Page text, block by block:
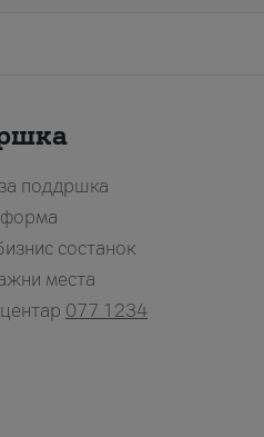
поддршка
форма
состанок
места
077 1234